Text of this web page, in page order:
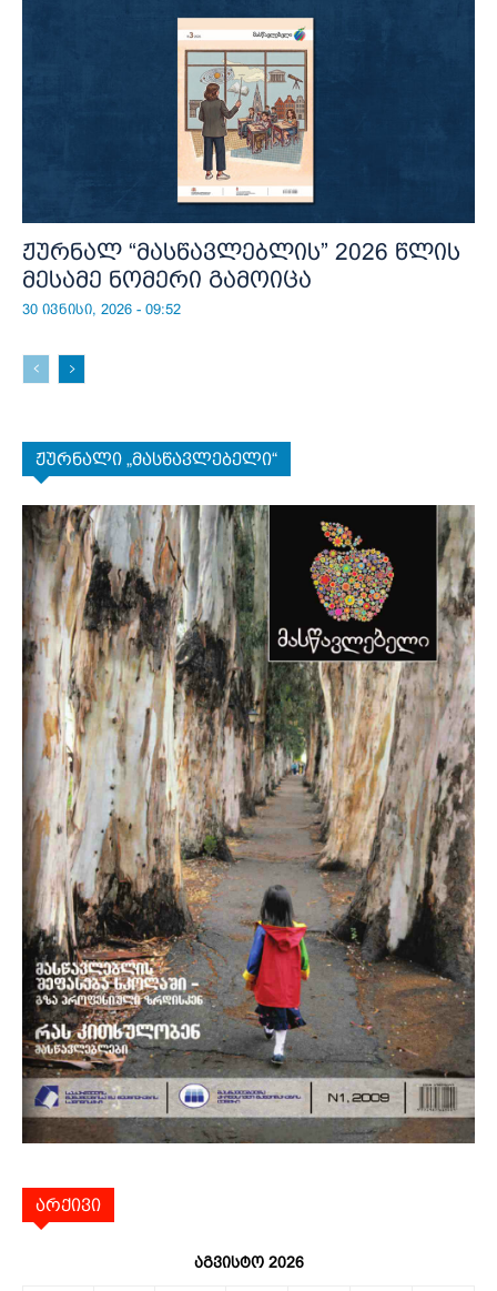
ჟურნალ “მასწავლებლის” 2026 წლის
მესამე ნომერი გამოიცა
30 ივნისი, 2026 - 09:52
ჟურნალი „მასწავლებელი“
არქივი
აგვისტო 2026